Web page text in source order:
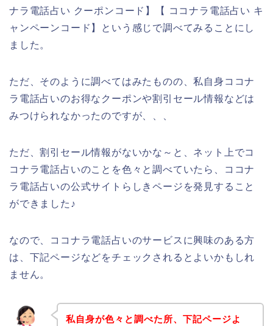
ナラ電話占い クーポンコード】【 ココナラ電話占い キ
ャンペーンコード】という感じで調べてみることにし
ました。
ただ、そのように調べてはみたものの、私自身ココナ
ラ電話占いのお得なクーポンや割引セール情報などは
みつけられなかったのですが、、、
ただ、割引セール情報がないかな～と、ネット上でコ
コナラ電話占いのことを色々と調べていたら、ココナ
ラ電話占いの公式サイトらしきページを発見すること
ができました♪
なので、ココナラ電話占いのサービスに興味のある方
は、下記ページなどをチェックされるとよいかもしれ
ません。
私自身が色々と調べた所、下記ページよ